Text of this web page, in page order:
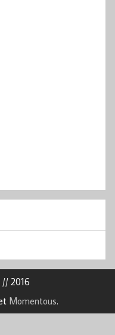
// 2016
Momentous.